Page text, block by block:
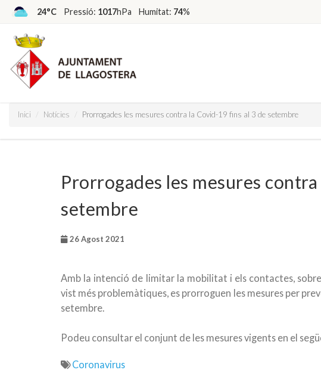
24°C Pressió: 1017hPa Humitat: 74%
Inici Notícies Prorrogades les mesures contra la Covid-19 fins al 3 de setembre
Prorrogades les mesures
setembre
26 Agost 2021
Amb la intenció de limitar la mobilitat i els contactes,
vist més problemàtiques, es prorroguen les mesures per
setembre.
Podeu consultar el conjunt de les mesures vigents en el
Coronavirus